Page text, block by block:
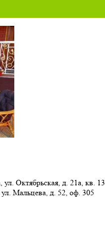
Октябрьская, д. 21а, кв. 13
Мальцева, д. 52, оф. 305